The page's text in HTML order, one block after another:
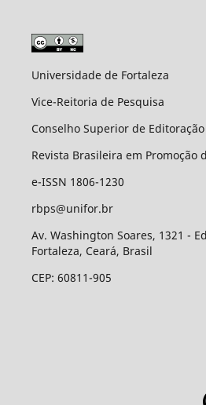
Universidade de Fortaleza
Vice-Reitoria de Pesquisa
Conselho Superior de Editoração
Revista Brasileira em Promoção
e-ISSN 1806-1230
rbps@unifor.br
Av. Washington Soares, 1321 -
Fortaleza, Ceará, Brasil
CEP: 60811-905